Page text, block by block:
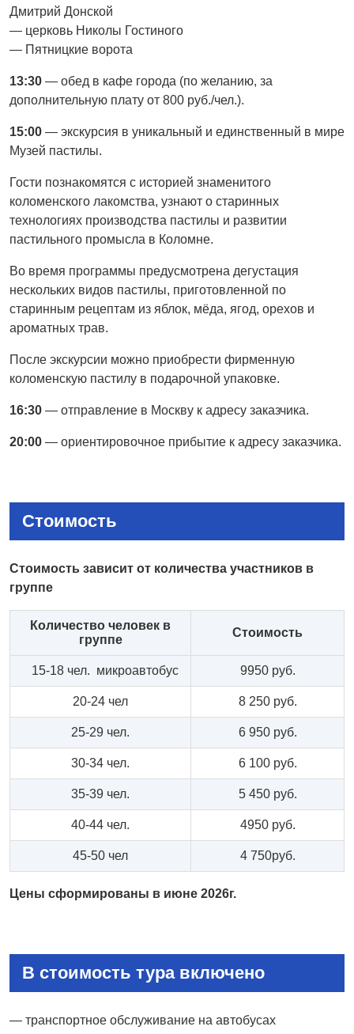
Дмитрий Донской
— церковь Николы Гостиного
— Пятницкие ворота
13:30 — обед в кафе города (по желанию, за
дополнительную плату от 800 руб./чел.).
15:00 — экскурсия в уникальный и единственный в мире
Музей пастилы.
Гости познакомятся с историей знаменитого
коломенского лакомства, узнают о старинных
технологиях производства пастилы и развитии
пастильного промысла в Коломне.
Во время программы предусмотрена дегустация
нескольких видов пастилы, приготовленной по
старинным рецептам из яблок, мёда, ягод, орехов и
ароматных трав.
После экскурсии можно приобрести фирменную
коломенскую пастилу в подарочной упаковке.
16:30 — отправление в Москву к адресу заказчика.
20:00 — ориентировочное прибытие к адресу заказчика.
Стоимость
Стоимость зависит от количества участников в
группе
Количество человек в
группе
Стоимость
15-18 чел. микроавтобус 9950 руб.
20-24 чел 8 250 руб.
25-29 чел. 6 950 руб.
30-34 чел. 6 100 руб.
35-39 чел. 5 450 руб.
40-44 чел. 4950 руб.
45-50 чел 4 750руб.
Цены сформированы в июне 2026г.
В стоимость тура включено
— транспортное обслуживание на автобусах